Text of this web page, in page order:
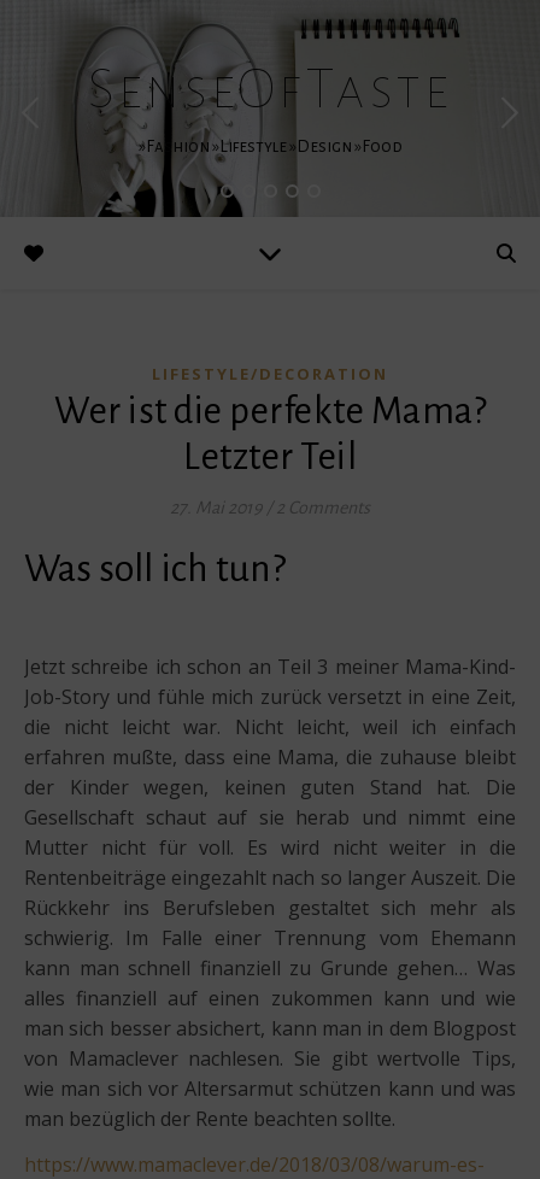
SenseOfTaste
»Fashion »Lifestyle »Design »Food
LIFESTYLE/DECORATION
Wer ist die perfekte Mama?
Letzter Teil
27. Mai 2019 / 2 Comments
Was soll ich tun?
Jetzt schreibe ich schon an Teil 3 meiner Mama-Kind-
Job-Story und fühle mich zurück versetzt in eine Zeit,
die nicht leicht war. Nicht leicht, weil ich einfach
erfahren mußte, dass eine Mama, die zuhause bleibt
der Kinder wegen, keinen guten Stand hat. Die
Gesellschaft schaut auf sie herab und nimmt eine
Mutter nicht für voll. Es wird nicht weiter in die
Rentenbeiträge eingezahlt nach so langer Auszeit. Die
Rückkehr ins Berufsleben gestaltet sich mehr als
schwierig. Im Falle einer Trennung vom Ehemann
kann man schnell finanziell zu Grunde gehen… Was
alles finanziell auf einen zukommen kann und wie
man sich besser absichert, kann man in dem Blogpost
von Mamaclever nachlesen. Sie gibt wertvolle Tips,
wie man sich vor Altersarmut schützen kann und was
man bezüglich der Rente beachten sollte.
https://www.mamaclever.de/2018/03/08/warum-es-